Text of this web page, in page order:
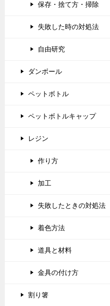
保存・捨て方・掃除
失敗した時の対処法
自由研究
ダンボール
ペットボトル
ペットボトルキャップ
レジン
作り方
加工
失敗したときの対処法
着色方法
道具と材料
金具の付け方
割り箸